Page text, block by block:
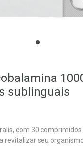
sublinguais
com 30 comprimidos
revitalizar seu